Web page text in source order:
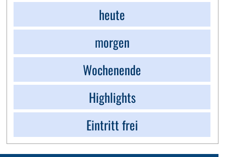
heute
morgen
Wochenende
Highlights
Eintritt frei